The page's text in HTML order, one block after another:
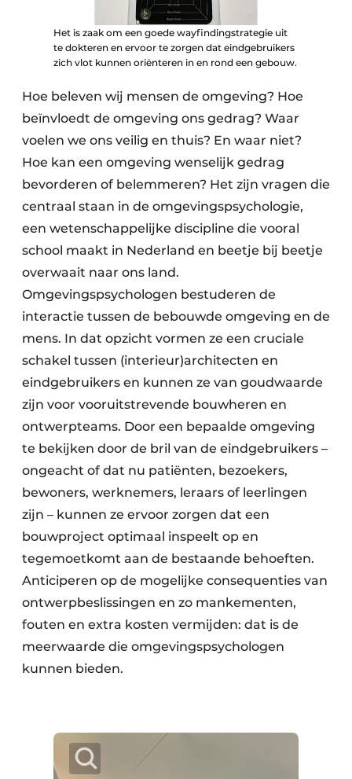
Het is zaak om een goede wayfindingstrategie uit
te dokteren en ervoor te zorgen dat eindgebruikers
zich vlot kunnen oriënteren in en rond een gebouw.
Hoe beleven wij mensen de omgeving? Hoe
beïnvloedt de omgeving ons gedrag? Waar
voelen we ons veilig en thuis? En waar niet?
Hoe kan een omgeving wenselijk gedrag
bevorderen of belemmeren? Het zijn vragen die
centraal staan in de omgevingspsychologie,
een wetenschappelijke discipline die vooral
school maakt in Nederland en beetje bij beetje
overwaait naar ons land.
Omgevingspsychologen bestuderen de
interactie tussen de bebouwde omgeving en de
mens. In dat opzicht vormen ze een cruciale
schakel tussen (interieur)architecten en
eindgebruikers en kunnen ze van goudwaarde
zijn voor vooruitstrevende bouwheren en
ontwerpteams. Door een bepaalde omgeving
te bekijken door de bril van de eindgebruikers –
ongeacht of dat nu patiënten, bezoekers,
bewoners, werknemers, leraars of leerlingen
zijn – kunnen ze ervoor zorgen dat een
bouwproject optimaal inspeelt op en
tegemoetkomt aan de bestaande behoeften.
Anticiperen op de mogelijke consequenties van
ontwerpbeslissingen en zo mankementen,
fouten en extra kosten vermijden: dat is de
meerwaarde die omgevingspsychologen
kunnen bieden.